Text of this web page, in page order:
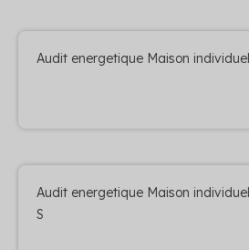
Audit energetique Maison
Audit energetique Maison
S